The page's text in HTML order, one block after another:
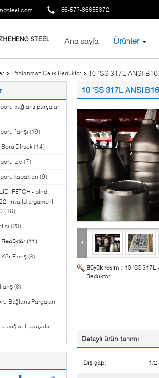
86-577-86655372
Ana sayfa Ürünler
Paslanmaz Çelik Redüktör 10 "SS 317L ANSI
bağlantı parçaları
flanşı (19)
Boru Dirsek (14)
tee (7)
kapakları (9)
- bind
Invalid argument
(16)
(20)
(11)
Kör Flanş(6)
(6)
Bağlantı Parçaları
bağlantı parçaları
10 "SS 317L ANSI
Büyük resim : 10 "SS 317L
Redüktör
Detaylı ürün tanımı
Dış çap: 1/2